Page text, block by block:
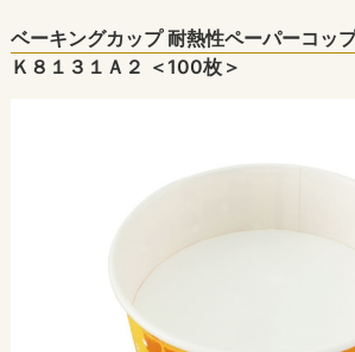
ベーキングカップ 耐熱性ペーパーコッ
Ｋ８１３１Ａ２ ＜100枚＞